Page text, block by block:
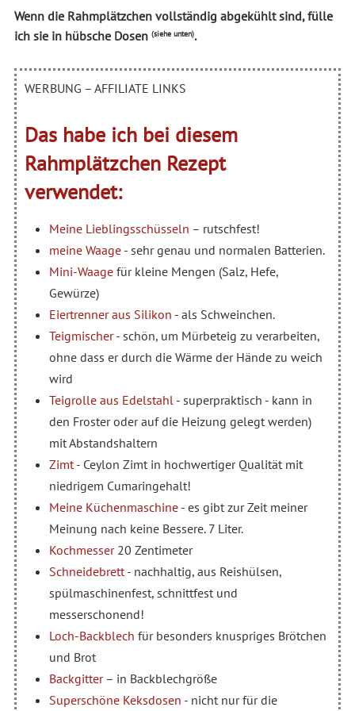
Wenn die Rahmplätzchen vollständig abgekühlt sind, fülle
ich sie in hübsche Dosen (siehe unten).
WERBUNG – AFFILIATE LINKS
Das habe ich bei diesem
Rahmplätzchen Rezept
verwendet:
Meine Lieblingsschüsseln – rutschfest!
meine Waage- sehr genau und normalen Batterien.
Mini-Waagefür kleine Mengen (Salz, Hefe,
Gewürze)
Eiertrenner aus Silikon - als Schweinchen.
Teigmischer- schön, um Mürbeteig zu verarbeiten,
ohne dass er durch die Wärme der Hände zu weich
wird
Teigrolle aus Edelstahl - superpraktisch - kann in
den Froster oder auf die Heizung gelegt werden)
mit Abstandshaltern
Zimt- Ceylon Zimt in hochwertiger Qualität mit
niedrigem Cumaringehalt!
Meine Küchenmaschine- es gibt zur Zeit meiner
Meinung nach keine Bessere. 7 Liter.
Kochmesser20 Zentimeter
Schneidebrett- nachhaltig, aus Reishülsen,
spülmaschinenfest, schnittfest und
messerschonend!
Loch-Backblech für besonders knuspriges Brötchen
und Brot
Backgitter– in Backblechgröße
Superschöne Keksdosen - nicht nur für die